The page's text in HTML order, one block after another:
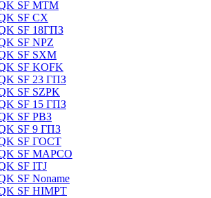
MTM
CX
18ГПЗ
NPZ
SXM
KOFK
23 ГПЗ
SZPK
15 ГПЗ
РВЗ
9 ГПЗ
ГОСТ
MAPCO
ITJ
Noname
HIMPT